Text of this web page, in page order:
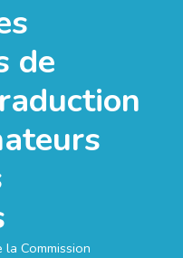
de
Commission